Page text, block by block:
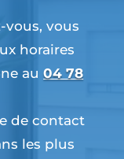
vous, vous
horaires
au04 78
de contact
les plus